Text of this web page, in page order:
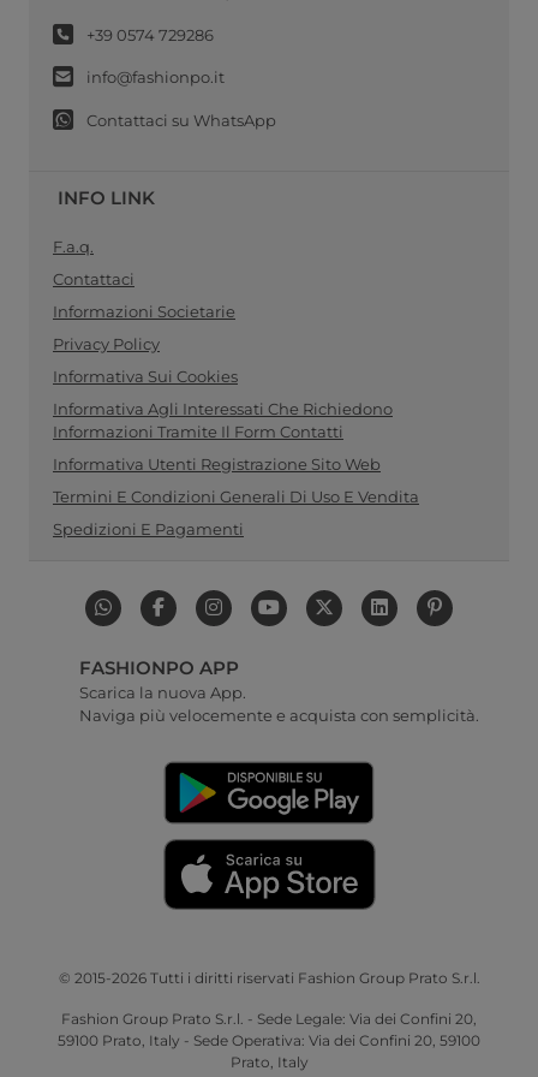
+39 0574 729286
info@fashionpo.it
Contattaci su WhatsApp
INFO LINK
F.a.q.
Contattaci
Informazioni Societarie
Privacy Policy
Informativa Sui Cookies
Informativa Agli Interessati Che Richiedono
Informazioni Tramite Il Form Contatti
Informativa Utenti Registrazione Sito Web
Termini E Condizioni Generali Di Uso E Vendita
Spedizioni E Pagamenti
FASHIONPO APP
Scarica la nuova App.
Naviga più velocemente e acquista con semplicità.
© 2015-2026 Tutti i diritti riservati Fashion Group Prato S.r.l.
Fashion Group Prato S.r.l. - Sede Legale: Via dei Confini 20,
59100 Prato, Italy - Sede Operativa: Via dei Confini 20, 59100
Prato, Italy